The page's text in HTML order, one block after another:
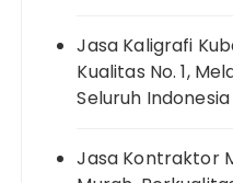
Jasa Kaligrafi
Kualitas No. 1,
Seluruh Indonesia
Jasa Kontraktor